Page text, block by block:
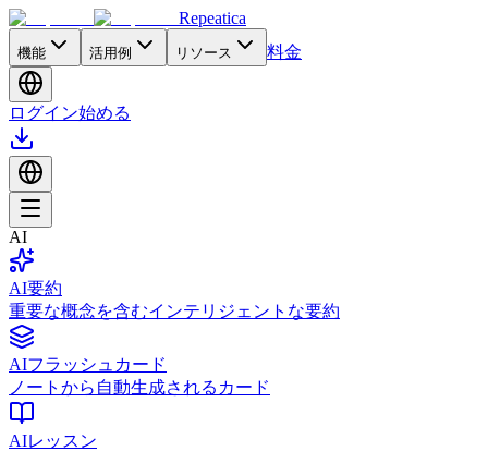
Repeatica
機能 活用例 リソース 料金
ログイン始める
AI
AI要約
重要な概念を含むインテリジェントな要約
AIフラッシュカード
ノートから自動生成されるカード
AIレッスン